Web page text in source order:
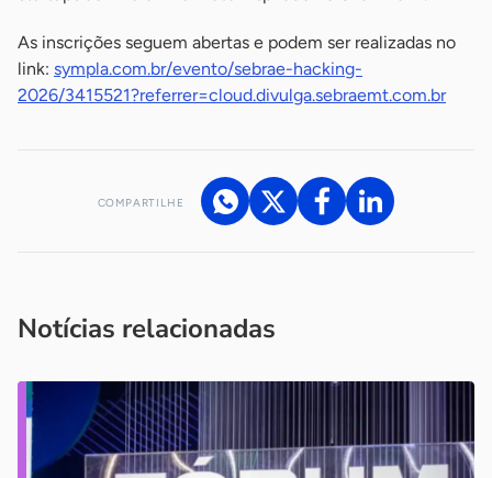
As inscrições seguem abertas e podem ser realizadas no
link: sympla.com.br/evento/sebrae-hacking-
2026/3415521?referrer=cloud.divulga.sebraemt.com.br
COMPARTILHE
Notícias relacionadas